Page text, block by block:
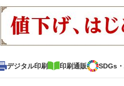
デジタル印刷 印刷通販 SDGs